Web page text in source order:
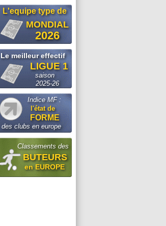
L'equipe type de
MONDIAL
2026
Le meilleur effectif
LIGUE 1
saison
2025-26
Indice MF :
l'état de
FORME
des clubs en europe
Classements des
BUTEURS
en EUROPE